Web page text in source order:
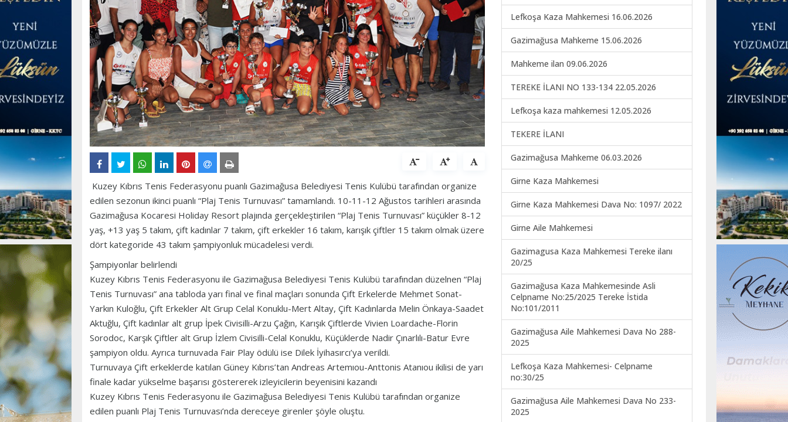
Kuzey Kıbrıs Tenis Federasyonu puanlı Gazimağusa Belediyesi Tenis Kulübü tarafından organize
edilen sezonun ikinci puanlı “Plaj Tenis Turnuvası” tamamlandı. 10-11-12 Ağustos tarihleri arasında
Gazimağusa Kocaresi Holiday Resort plajında gerçekleştirilen “Plaj Tenis Turnuvası” küçükler 8-12
yaş, +13 yaş 5 takım, çift kadınlar 7 takım, çift erkekler 16 takım, karışık çiftler 15 takım olmak üzere
dört kategoride 43 takım şampiyonluk mücadelesi verdi.
Şampiyonlar belirlendi
Kuzey Kıbrıs Tenis Federasyonu ile Gazimağusa Belediyesi Tenis Kulübü tarafından düzelnen “Plaj
Tenis Turnuvası” ana tabloda yarı final ve final maçları sonunda Çift Erkelerde Mehmet Sonat-
Yarkın Kuloğlu, Çift Erkekler Alt Grup Celal Konuklu-Mert Altay, Çift Kadınlarda Melin Önkaya-Saadet
Aktuğlu, Çift kadınlar alt grup İpek Civisilli-Arzu Çağın, Karışık Çiftlerde Vivien Loardache-Florin
Sorodoc, Karşık Çiftler alt Grup İzlem Civisilli-Celal Konuklu, Küçüklerde Nadir Çınarlılı-Batur Evre
şampiyon oldu. Ayrıca turnuvada Fair Play ödülü ise Dilek İyihasırcı’ya verildi.
Turnuvaya Çift erkeklerde katılan Güney Kıbrıs’tan Andreas Artemıou-Anttonis Atanıou ikilisi de yarı
finale kadar yükselme başarısı göstererek izleyicilerin beyenisini kazandı
Kuzey Kıbrıs Tenis Federasyonu ile Gazimağusa Belediyesi Tenis Kulübü tarafından organize
edilen puanlı Plaj Tenis Turnuvası’nda dereceye girenler şöyle oluştu.
Lefkoşa Kaza Mahkemesi 16.06.2026
Gazimağusa Mahkeme 15.06.2026
Mahkeme ilan 09.06.2026
TEREKE İLANI NO 133-134 22.05.2026
Lefkoşa kaza mahkemesi 12.05.2026
TEKERE İLANI
Gazimağusa Mahkeme 06.03.2026
Girne Kaza Mahkemesi
Girne Kaza Mahkemesi Dava No: 1097/ 2022
Girne Aile Mahkemesi
Gazimagusa Kaza Mahkemesi Tereke ilanı
20/25
Gazimağusa Kaza Mahkemesinde Asli
Celpname No:25/2025 Tereke İstida
No:101/2011
Gazimağusa Aile Mahkemesi Dava No 288-
2025
Lefkoşa Kaza Mahkemesi- Celpname
no:30/25
Gazimağusa Aile Mahkemesi Dava No 233-
2025